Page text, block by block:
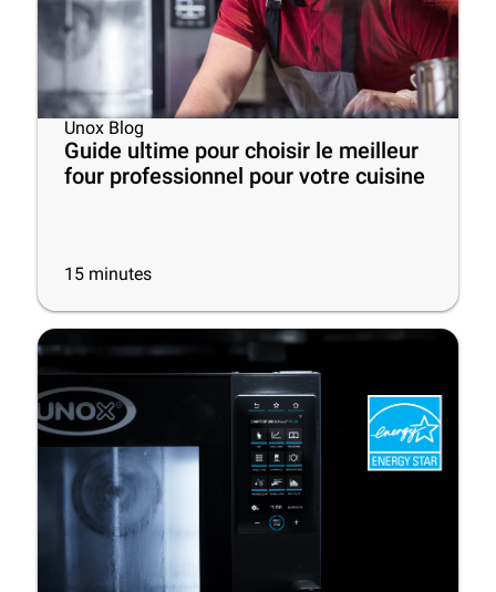
Unox Blog
Guide ultime pour choisir le meilleur
four professionnel pour votre cuisine
15 minutes